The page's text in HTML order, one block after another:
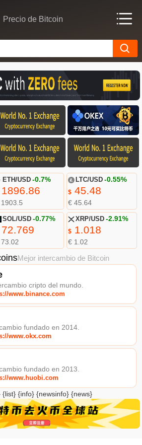
Precio de Bitcoin
ETH/USD -0.7%
1896.86
LTC/USD -0.55%
$45.48
€ 45.64
SOL/USD -0.77%
72.769
XRP/USD -2.91%
$1.018
€ 1.02
Mejor intercambio de Bitcoin
cripto del mundo.
www.binance.com
fundado en 2014.
www.okx.com
fundado en 2013.
www.huobi.com
{info} {newsinfo} {news}